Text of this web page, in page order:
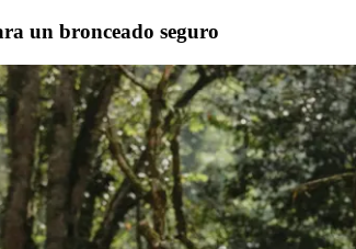
un bronceado seguro